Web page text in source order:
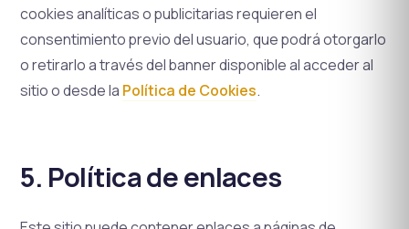
cookies analíticas o publicitarias requieren el
consentimiento previo del usuario, que podrá otorgarlo
o retirarlo a través del banner disponible al acceder al
sitio o desde la Política de Cookies.
5. Política de enlaces